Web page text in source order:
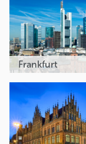
Frankfurt